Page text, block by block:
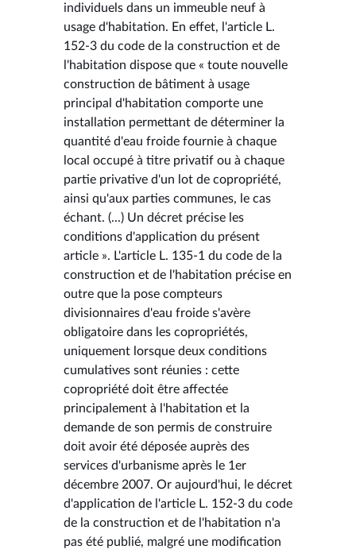
individuels dans un immeuble neuf à
usage d'habitation. En effet, l'article L.
152-3 du code de la construction et de
l'habitation dispose que « toute nouvelle
construction de bâtiment à usage
principal d'habitation comporte une
installation permettant de déterminer la
quantité d'eau froide fournie à chaque
local occupé à titre privatif ou à chaque
partie privative d'un lot de copropriété,
ainsi qu'aux parties communes, le cas
échant. (...) Un décret précise les
conditions d'application du présent
article ». L'article L. 135-1 du code de la
construction et de l'habitation précise en
outre que la pose compteurs
divisionnaires d'eau froide s'avère
obligatoire dans les copropriétés,
uniquement lorsque deux conditions
cumulatives sont réunies : cette
copropriété doit être affectée
principalement à l'habitation et la
demande de son permis de construire
doit avoir été déposée auprès des
services d'urbanisme après le 1er
décembre 2007. Or aujourd'hui, le décret
d'application de l'article L. 152-3 du code
de la construction et de l'habitation n'a
pas été publié, malgré une modification